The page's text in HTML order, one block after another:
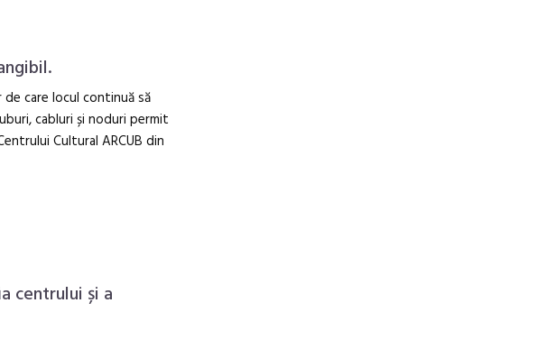
care locul continuă să
cabluri și noduri permit
Cultural ARCUB din
centrului și a